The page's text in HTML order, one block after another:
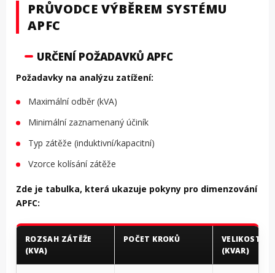
PRŮVODCE VÝBĚREM SYSTÉMU
APFC
URČENÍ POŽADAVKŮ APFC
Požadavky na analýzu zatížení:
Maximální odběr (kVA)
Minimální zaznamenaný účiník
Typ zátěže (induktivní/kapacitní)
Vzorce kolísání zátěže
Zde je tabulka, která ukazuje pokyny pro dimenzování
APFC:
ROZSAH ZÁTĚŽE
(KVA)
POČET KROKŮ
VELIKOST
(KVAR)